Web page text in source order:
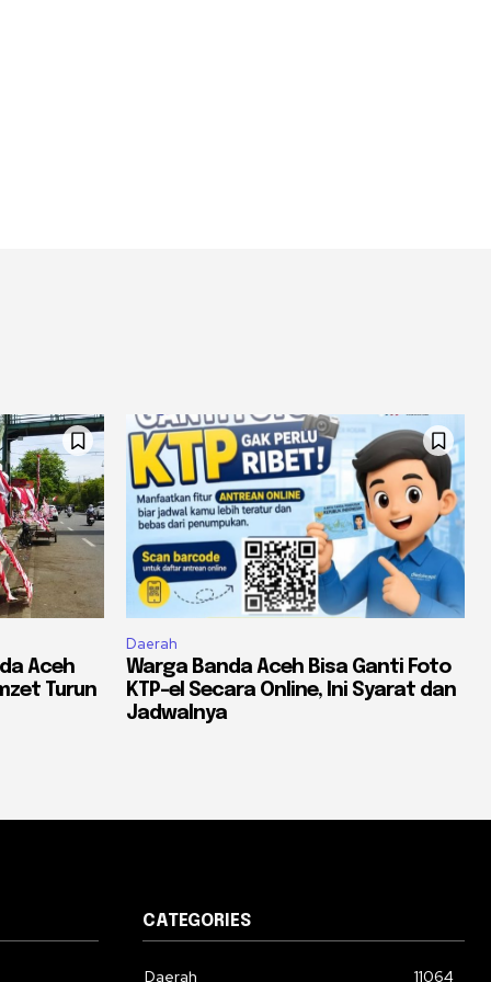
Aceh
Turun
Daerah
Warga Banda Aceh Bisa Ganti Foto
KTP-el Secara Online, Ini Syarat dan
Jadwalnya
CATEGORIES
Daerah 11064